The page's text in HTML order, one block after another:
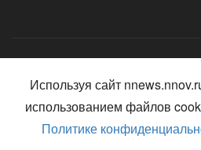
Используя сайт
использованием файлов
Политике